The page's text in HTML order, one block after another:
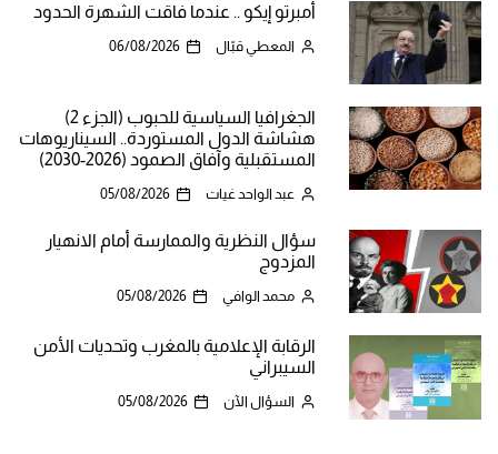
أمبرتو إيكو .. عندما فاقت الشهرة الحدود
المعطي قبّال 06/08/2026
الجغرافيا السياسية للحبوب (الجزء 2)
هشاشة الدول المستوردة.. السيناريوهات
المستقبلية وآفاق الصمود (2026-2030)
عبد الواحد غيات 05/08/2026
سؤال النظرية والممارسة أمام الانهيار
المزدوج
محمد الوافي 05/08/2026
الرقابة الإعلامية بالمغرب وتحديات الأمن
السيبراني
السؤال الآن 05/08/2026